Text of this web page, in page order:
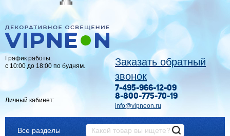
График работы:
с 10:00 до 18:00 по будням.
Личный кабинет:
Заказать обратный
звонок
7-495-966-12-09
8-800-775-70-19
info@vipneon.ru
Все разделы